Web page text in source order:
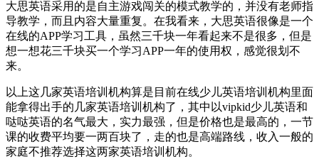
大思英语采用的是自主游戏闯关的模式教学的，并没有老师指
导教学，而且内容大量重复。在我看来，大思英语很像是一个
在线的APP学习工具，虽然三千块一年看起来不是很多，但是
想一想花三千块买一个学习APP一年的使用权，感觉很划不
来。
以上这几家英语培训机构算是目前在线少儿英语培训机构里面
能拿得出手的几家英语培训机构了，其中以vipkid少儿英语和
哒哒英语的名气最大，实力最强，但是价格也是最高的，一节
课的收费平均要一两百块了，走的也是高端路线，收入一般的
家庭不推荐选择这两家英语培训机构。